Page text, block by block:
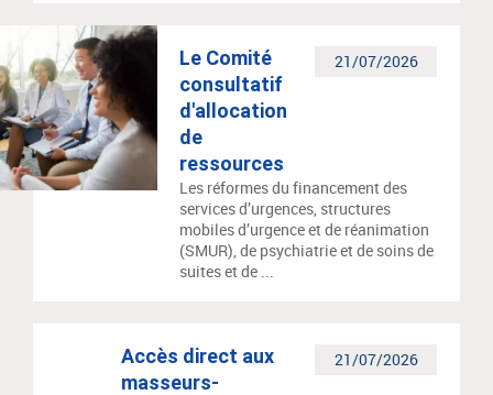
21/07/2026
Le Comité
consultatif
d'allocation
de
ressources
Les réformes du financement des
services d’urgences, structures
mobiles d’urgence et de réanimation
(SMUR), de psychiatrie et de soins de
suites et de ...
21/07/2026
Accès direct aux
masseurs-